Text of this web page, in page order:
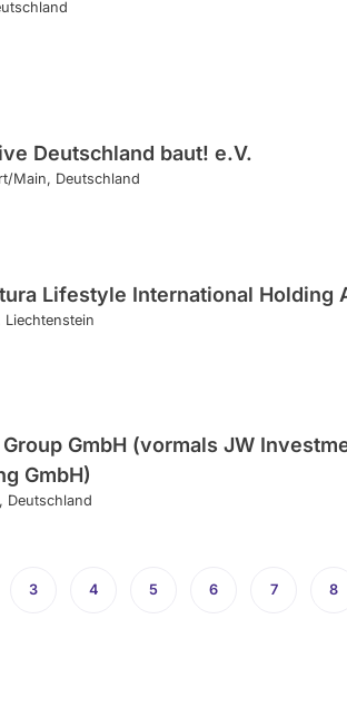
Deutschland baut! e.V.
Main Deutschland
Lifestyle International Holding
Liechtenstein
GmbH (vormals JW
GmbH)
Deutschland
Seite
3 Seite
4 Seite
5 Seite
6 Seite
7 8